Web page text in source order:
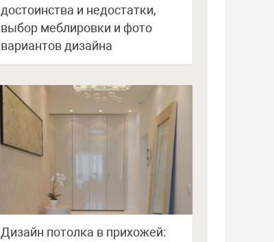
достоинства и недостатки,
выбор меблировки и фото
вариантов дизайна
Дизайн потолка в прихожей: